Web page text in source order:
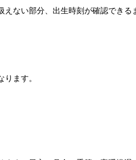
ない部分、出生時刻が確認できる
ます。